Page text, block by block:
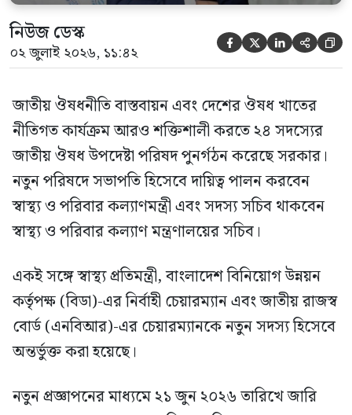
নিউজ ডেস্ক
০২ জুলাই ২০২৬, ১১:৪২     
জাতীয় ঔষধনীতি বাস্তবায়ন এবং দেশের ঔষধ খাতের
নীতিগত কার্যক্রম আরও শক্তিশালী করতে ২৪ সদস্যের
জাতীয় ঔষধ উপদেষ্টা পরিষদ পুনর্গঠন করেছে সরকার।
নতুন পরিষদে সভাপতি হিসেবে দায়িত্ব পালন করবেন
স্বাস্থ্য ও পরিবার কল্যাণমন্ত্রী এবং সদস্য সচিব থাকবেন
স্বাস্থ্য ও পরিবার কল্যাণ মন্ত্রণালয়ের সচিব।
একই সঙ্গে স্বাস্থ্য প্রতিমন্ত্রী, বাংলাদেশ বিনিয়োগ উন্নয়ন
কর্তৃপক্ষ (বিডা)-এর নির্বাহী চেয়ারম্যান এবং জাতীয় রাজস্ব
বোর্ড (এনবিআর)-এর চেয়ারম্যানকে নতুন সদস্য হিসেবে
অন্তর্ভুক্ত করা হয়েছে।
নতুন প্রজ্ঞাপনের মাধ্যমে ২১ জুন ২০২৬ তারিখে জারি